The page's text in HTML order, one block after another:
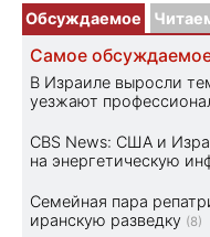
Обсуждаемое
Самое
В Израиле выросли
уезжают
CBS News: США и
на энергетическую
Семейная пара
иранскую разведку (8)